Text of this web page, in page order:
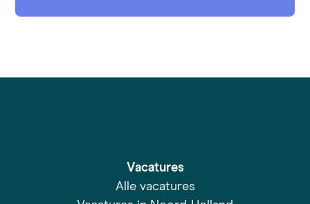
Vacatures
Alle vacatures